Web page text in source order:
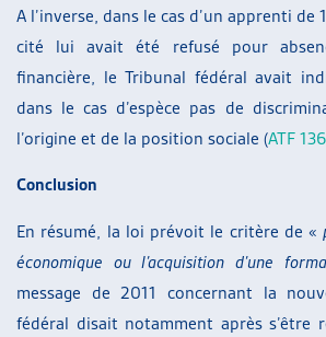
A l’inverse, dans le cas d’un apprenti de
cité lui avait été refusé pour
financière, le Tribunal fédéral avait
dans le cas d’espèce pas de
l’origine et de la position sociale (ATF
Conclusion
En résumé, la loi prévoit le critère de «
économique ou l’acquisition d’une
message de 2011 concernant la
fédéral disait notamment après s’être